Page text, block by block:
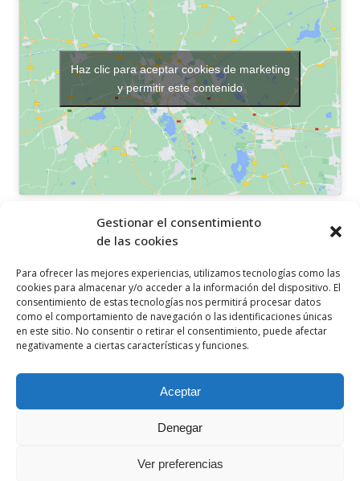
Gestionar el consentimiento
de las cookies
Para ofrecer las mejores experiencias, utilizamos tecnologías como las
cookies para almacenar y/o acceder a la información del dispositivo. El
consentimiento de estas tecnologías nos permitirá procesar datos
como el comportamiento de navegación o las identificaciones únicas
en este sitio. No consentir o retirar el consentimiento, puede afectar
negativamente a ciertas características y funciones.
Aceptar
Denegar
Ver preferencias
Haz clic para aceptar cookies de marketing
y permitir este contenido
OTROS ENLACES
Política de cookies
Aviso legal
Canal ético
SÍGUENOS EN